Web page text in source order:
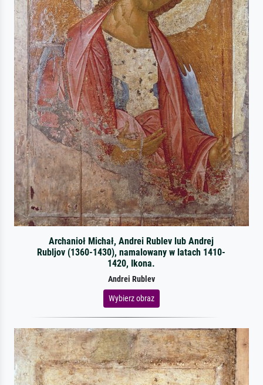
Archanioł Michał, Andrei Rublev lub Andrej
Rubljov (1360-1430), namalowany w latach 1410-
1420, Ikona.
Andrei Rublev
Wybierz obraz